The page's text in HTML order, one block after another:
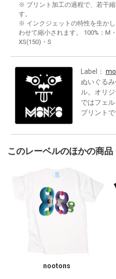
※ プリント加工の過程で、若干
す。
※ インクジェットの特性を生か
わせて縮小されます。 100%：M
XS(150)・S
Label：
ぬいぐる
ル。オリ
ではフェ
プリント
このレーベルのほかの商品
nootons